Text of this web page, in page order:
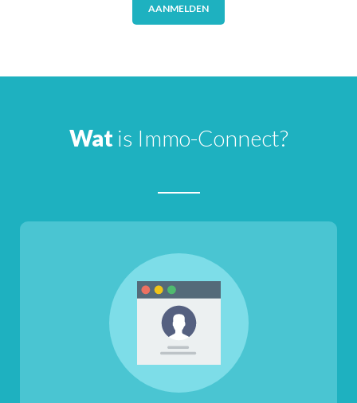
AANMELDEN
Watis Immo-Connect?